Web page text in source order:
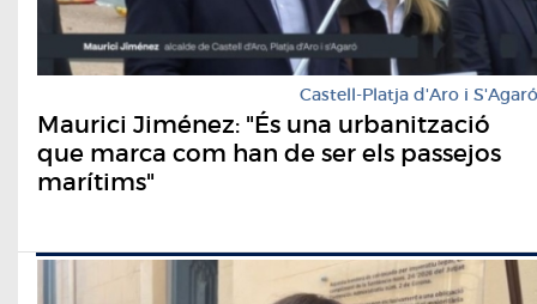
Castell-Platja d'Aro i S'Agaró
Maurici Jiménez: "És una urbanització
que marca com han de ser els passejos
marítims"